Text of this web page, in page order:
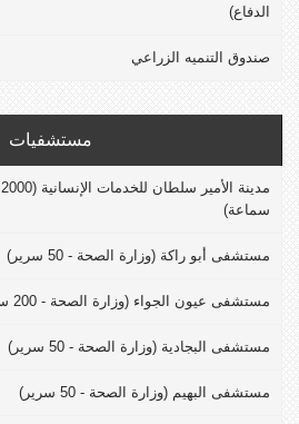
الدفاع)
صندوق التنميه الزراعي
مستشفيات
مدينة الأمير سلطان للخدمات الإنسانية (2000
سماعة)
مستشفى أبو راكة (وزارة الصحة - 50 سرير)
مستشفى عيون الجواء (وزارة الصحة - 200 سرير)
مستشفى البجادية (وزارة الصحة - 50 سرير)
مستشفى البھيم (وزارة الصحة - 50 سرير)